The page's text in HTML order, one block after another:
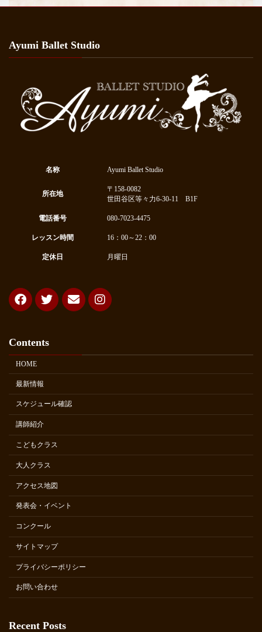
Ayumi Ballet Studio
名称 Ayumi Ballet Studio
所在地
〒158-0082
世田谷区等々力6-30-11 B1F
電話番号 080-7023-4475
レッスン時間 16：00～22：00
定休日 月曜日
Contents
HOME
最新情報
スケジュール確認
講師紹介
こどもクラス
大人クラス
アクセス地図
発表会・イベント
コンクール
サイトマップ
プライバシーポリシー
お問い合わせ
Recent Posts